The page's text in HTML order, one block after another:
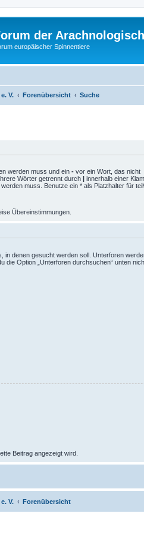
der
europäischer Spinnentiere
V. Forenübersicht Suche
werden muss und ein - vor ein Wort, das nicht
Wörter getrennt durch | innerhalb einer
muss. Benutze ein * als Platzhalter für
Übereinstimmungen.
in denen gesucht werden soll. Unterforen
die Option „Unterforen durchsuchen“ unten
Beitrag angezeigt wird.
V. Forenübersicht